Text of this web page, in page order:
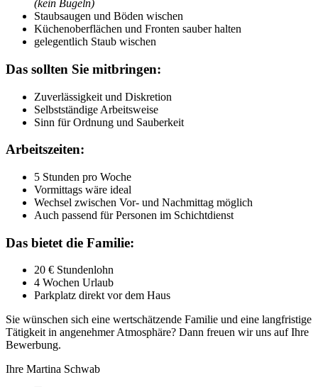
(kein Bügeln)
Staubsaugen und Böden wischen
Küchenoberflächen und Fronten sauber halten
gelegentlich Staub wischen
Das sollten Sie mitbringen:
Zuverlässigkeit und Diskretion
Selbstständige Arbeitsweise
Sinn für Ordnung und Sauberkeit
Arbeitszeiten:
5 Stunden pro Woche
Vormittags wäre ideal
Wechsel zwischen Vor- und Nachmittag möglich
Auch passend für Personen im Schichtdienst
Das bietet die Familie:
20 € Stundenlohn
4 Wochen Urlaub
Parkplatz direkt vor dem Haus
Sie wünschen sich eine wertschätzende Familie und eine langfristige
Tätigkeit in angenehmer Atmosphäre? Dann freuen wir uns auf Ihre
Bewerbung.
Ihre Martina Schwab